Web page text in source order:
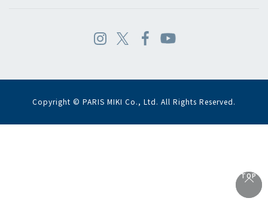
TOP
TOP
Copyright © PARIS MIKI Co., Ltd. All Rights Reserved.